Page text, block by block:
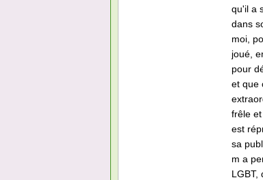
qu'il a
dans
moi,
joué,
pour
et que
frêle
est
sa
m a
LGBT,